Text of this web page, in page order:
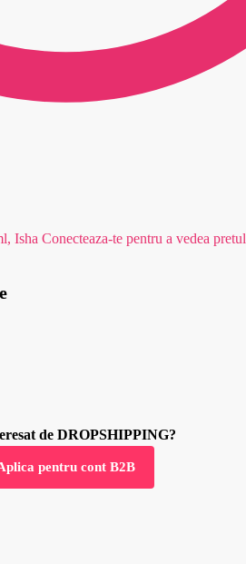
Isha Conecteaza-te pentru a vedea pretul
de DROPSHIPPING?
pentru cont B2B